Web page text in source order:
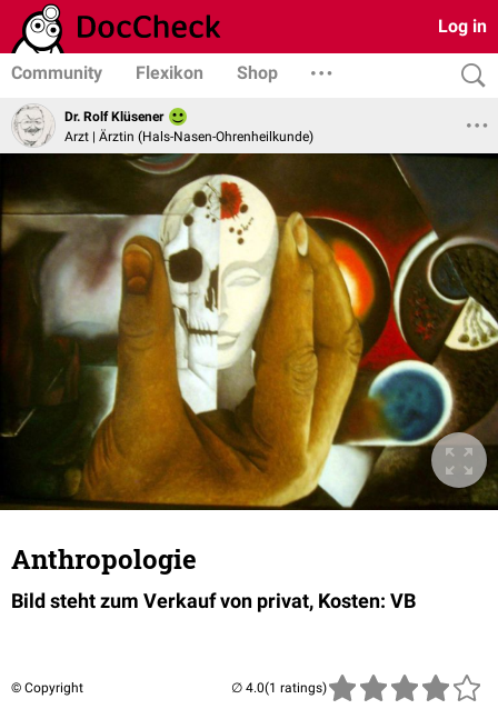
Log in
Community Flexikon Shop
Dr. Rolf Klüsener
Arzt | Ärztin (Hals-Nasen-Ohrenheilkunde)
Anthropologie
Bild steht zum Verkauf von privat, Kosten: VB
© Copyright (1 ratings)